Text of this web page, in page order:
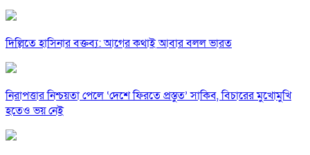
দিল্লিতে হাসিনার বক্তব্য: আগের কথাই আবার বলল ভারত
নিরাপত্তার নিশ্চয়তা পেলে ‘দেশে ফিরতে প্রস্তুত’ সাকিব, বিচারের মুখোমুখি
হতেও ভয় নেই